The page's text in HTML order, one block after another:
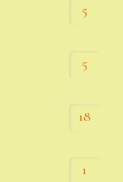
5
5
18
1